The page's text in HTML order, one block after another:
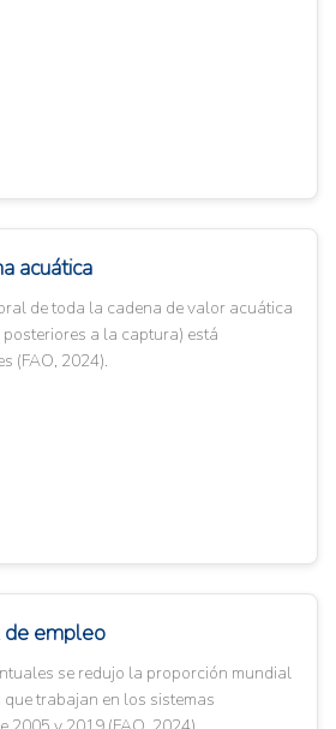
acuática
de toda la cadena de valor acuática
a la captura) está
(FAO, 2024).
de empleo
se redujo la proporción mundial
que trabajan en los sistemas